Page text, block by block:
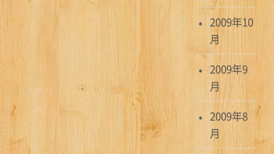
2009年10
月
2009年9
月
2009年8
月